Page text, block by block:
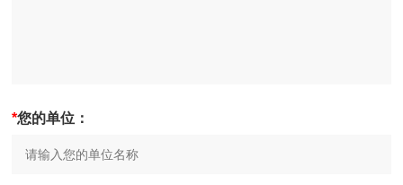
*您的单位：